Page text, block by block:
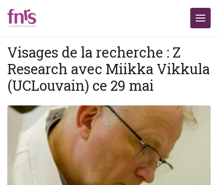
Visages de la recherche : Z
Research avec Miikka Vikkula
(UCLouvain) ce 29 mai